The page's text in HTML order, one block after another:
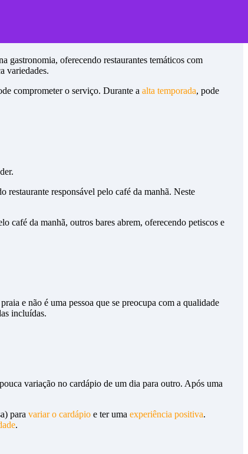
gastronomia, oferecendo restaurantes temáticos com
variedades.
comprometer o serviço. Durante a alta temporada, pode
responsável pelo café da manhã. Neste
café da manhã, outros bares abrem, oferecendo petiscos e
e não é uma pessoa que se preocupa com a qualidade
incluídas.
variação no cardápio de um dia para outro. Após uma
para variar o cardápio e ter uma experiência positiva.
.